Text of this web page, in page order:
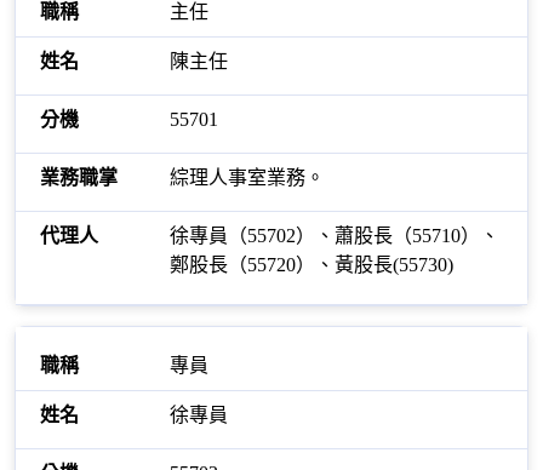
主任
陳主任
55701
綜理人事室業務。
徐專員（55702）、蕭股長（55710）、
鄭股長（55720）、黃股長(55730)
專員
徐專員